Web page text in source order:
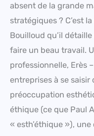
absent de la grande
stratégiques ? C’est
Bouilloud qu’il
faire un beau travail.
professionnelle, Erès
entreprises à se saisir
préoccupation
éthique (ce que Paul
« esth’éthique »),